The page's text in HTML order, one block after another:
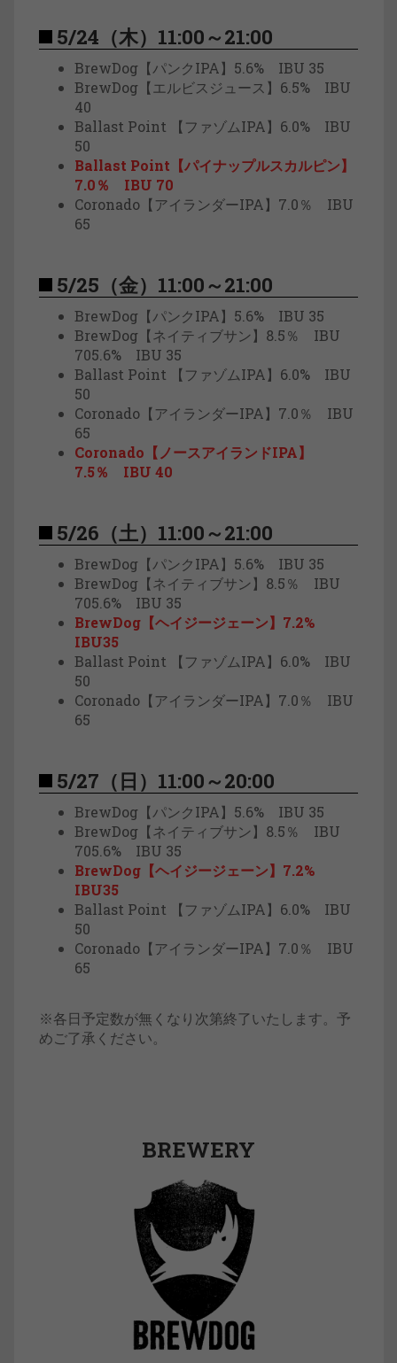
5/24（木）11:00～21:00
BrewDog【パンクIPA】5.6% IBU 35
BrewDog【エルビスジュース】6.5% IBU
40
Ballast Point 【ファゾムIPA】6.0% IBU
50
Ballast Point【パイナップルスカルピン】
7.0％ IBU 70
Coronado【アイランダーIPA】7.0％ IBU
65
5/25（金）11:00～21:00
BrewDog【パンクIPA】5.6% IBU 35
BrewDog【ネイティブサン】8.5％ IBU
705.6% IBU 35
Ballast Point 【ファゾムIPA】6.0% IBU
50
Coronado【アイランダーIPA】7.0％ IBU
65
Coronado【ノースアイランドIPA】
7.5％ IBU 40
5/26（土）11:00～21:00
BrewDog【パンクIPA】5.6% IBU 35
BrewDog【ネイティブサン】8.5％ IBU
705.6% IBU 35
BrewDog【ヘイジージェーン】7.2%
IBU35
Ballast Point 【ファゾムIPA】6.0% IBU
50
Coronado【アイランダーIPA】7.0％ IBU
65
5/27（日）11:00～20:00
BrewDog【パンクIPA】5.6% IBU 35
BrewDog【ネイティブサン】8.5％ IBU
705.6% IBU 35
BrewDog【ヘイジージェーン】7.2%
IBU35
Ballast Point 【ファゾムIPA】6.0% IBU
50
Coronado【アイランダーIPA】7.0％ IBU
65
※各日予定数が無くなり次第終了いたします。予
めご了承ください。
BREWERY